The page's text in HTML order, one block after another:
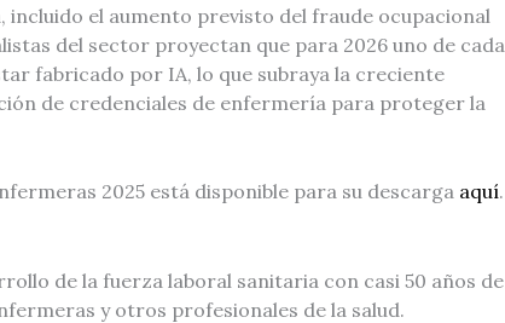
el aumento previsto del fraude ocupacional
del sector proyectan que para 2026 uno de cada
fabricado por IA, lo que subraya la creciente
de credenciales de enfermería para proteger la
2025 está disponible para su descarga aquí.
de la fuerza laboral sanitaria con casi 50 años de
y otros profesionales de la salud.